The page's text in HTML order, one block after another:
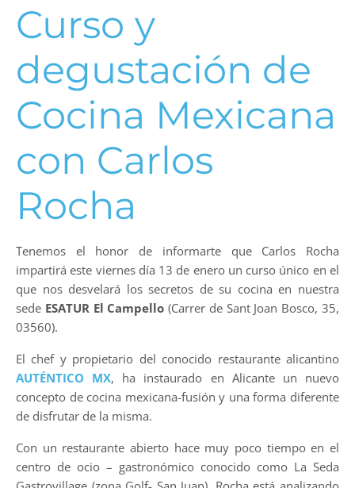
Curso y
degustación de
Cocina Mexicana
con Carlos
Rocha
Tenemos el honor de informarte que Carlos Rocha
impartirá este viernes día 13 de enero un curso único en el
que nos desvelará los secretos de su cocina en nuestra
sede ESATUR El Campello (Carrer de Sant Joan Bosco, 35,
03560).
El chef y propietario del conocido restaurante alicantino
AUTÉNTICO MX, ha instaurado en Alicante un nuevo
concepto de cocina mexicana-fusión y una forma diferente
de disfrutar de la misma.
Con un restaurante abierto hace muy poco tiempo en el
centro de ocio – gastronómico conocido como La Seda